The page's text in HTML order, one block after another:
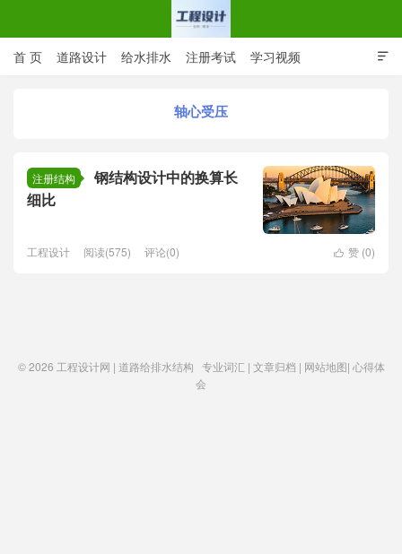

首 页 道路设计 给水排水 注册考试 学习视频
轴心受压
注册结构
钢结构设计中的换算长
细比
 赞 (0)
工程设计 阅读(575) 评论(0)
© 2026 工程设计网 | 道路给排水结构 专业词汇 | 文章归档 | 网站地图| 心得体
会